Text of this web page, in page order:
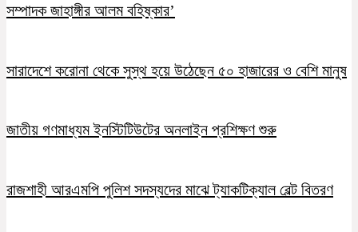
সম্পাদক জাহাঙ্গীর আলম বহিষ্কার’
সারাদেশে করোনা থেকে সুস্থ হয়ে উঠেছেন ৫০ হাজারের ও বেশি মানুষ
জাতীয় গণমাধ্যম ইনস্টিটিউটের অনলাইন প্রশিক্ষণ শুরু
রাজশাহী আরএমপি পুলিশ সদস্যদের মাঝে ট্যাকটিক্যাল বেল্ট বিতরণ